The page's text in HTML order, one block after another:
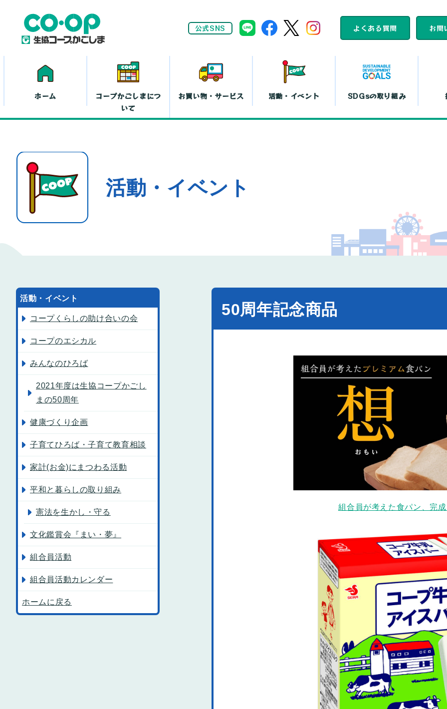
公式SNS よくある質問 お問
ホーム
コープかごしまにつ
いて
お買い物・サービス
お弁当宅配
コ
活動・イベント
家計(お金)に
まつわる活動
SDGsの取り組み
活動・イベント
50周年記念商品
組合員が考えた食パン、完
活動・イベント
コープくらしの助け合いの会
コープのエシカル
みんなのひろば
2021年度は生協コープかごし
まの50周年
健康づくり企画
子育てひろば・子育て教育相談
家計(お金)にまつわる活動
平和と暮らしの取り組み
憲法を生かし・守る
文化鑑賞会『まい・夢』
組合員活動
組合員活動カレンダー
ホームに戻る